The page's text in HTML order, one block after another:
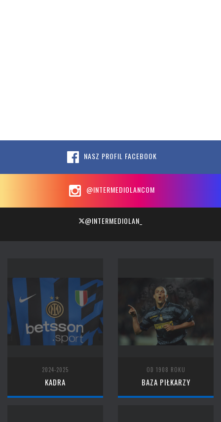
NASZ PROFIL FACEBOOK
@INTERMEDIOLANCOM
@INTERMEDIOLAN_
2024-2025
KADRA
OD 1908 ROKU
BAZA PIŁKARZY